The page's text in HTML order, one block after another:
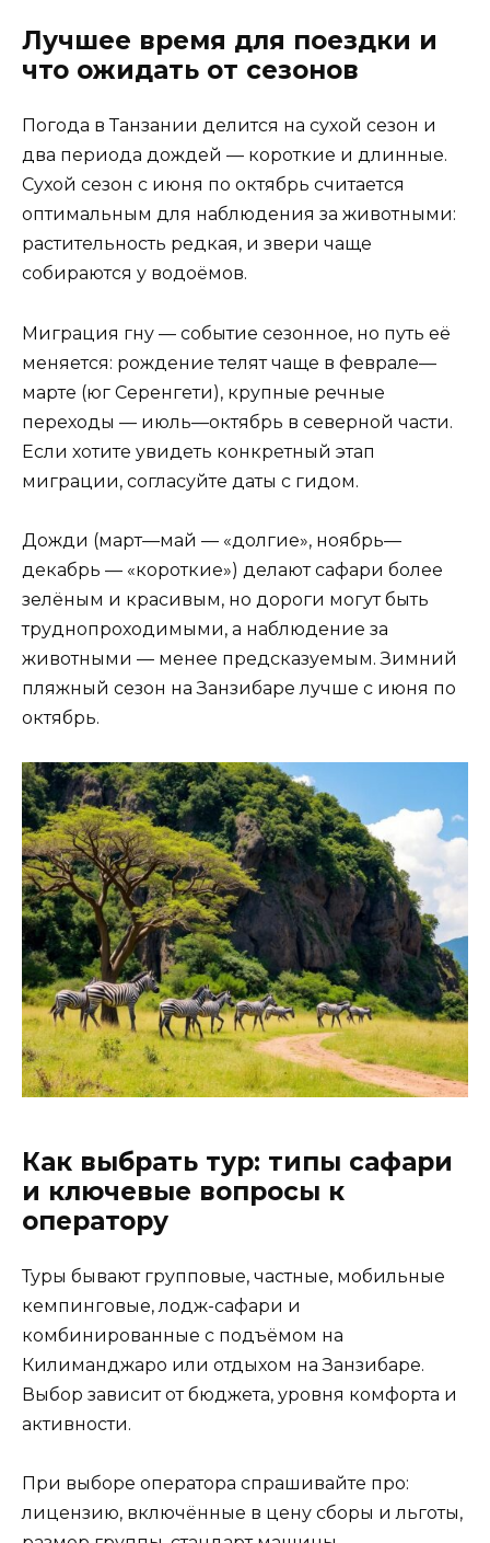
Лучшее время для поездки и
что ожидать от сезонов
Погода в Танзании делится на сухой сезон и
два периода дождей — короткие и длинные.
Сухой сезон с июня по октябрь считается
оптимальным для наблюдения за животными:
растительность редкая, и звери чаще
собираются у водоёмов.
Миграция гну — событие сезонное, но путь её
меняется: рождение телят чаще в феврале—
марте (юг Серенгети), крупные речные
переходы — июль—октябрь в северной части.
Если хотите увидеть конкретный этап
миграции, согласуйте даты с гидом.
Дожди (март—май — «долгие», ноябрь—
декабрь — «короткие») делают сафари более
зелёным и красивым, но дороги могут быть
труднопроходимыми, а наблюдение за
животными — менее предсказуемым. Зимний
пляжный сезон на Занзибаре лучше с июня по
октябрь.
Как выбрать тур: типы сафари
и ключевые вопросы к
оператору
Туры бывают групповые, частные, мобильные
кемпинговые, лодж-сафари и
комбинированные с подъёмом на
Килиманджаро или отдыхом на Занзибаре.
Выбор зависит от бюджета, уровня комфорта и
активности.
При выборе оператора спрашивайте про:
лицензию, включённые в цену сборы и льготы,